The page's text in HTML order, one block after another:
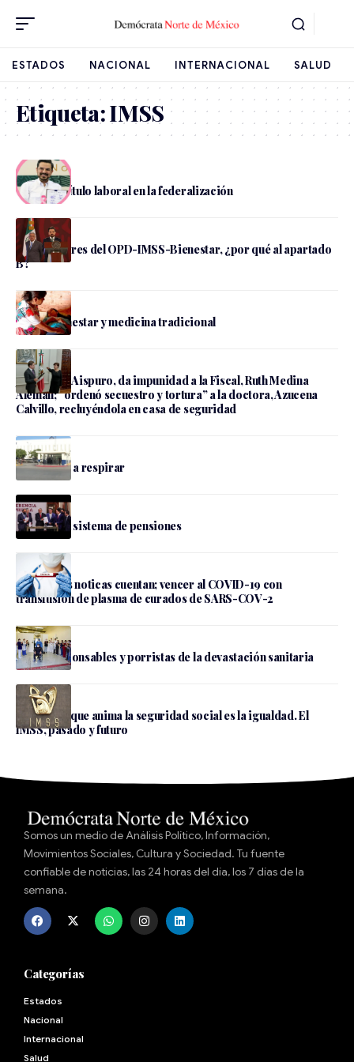
ESTADOS NACIONAL INTERNACIONAL SALUD
Etiqueta:IMSS
Salud
Salud: capítulo laboral en la federalización
Salud
Trabajadores del OPD-IMSS-Bienestar, ¿por qué al apartado
B?
IMSS-Bienestar y medicina tradicional
José Rosas Aispuro, da impunidad a la Fiscal, Ruth Medina
Alemán; “ordenó secuestro y tortura” a la doctora, Azucena
Calvillo, recluyéndola en casa de seguridad
Coahuila
El derecho a respirar
Coahuila
Reforma al sistema de pensiones
Coahuila
Las buenas noticas cuentan; vencer al COVID-19 con
transfusión de plasma de curados de SARS-COV-2
IMSS: responsables y porristas de la devastación sanitaria
El espíritu que anima la seguridad social es la igualdad. El
IMSS, pasado y futuro
Somos un medio de Análisis Político, Información,
Movimientos Sociales, Cultura y Sociedad. Tu fuente
confiable de noticias, las 24 horas del día, los 7 días de la
semana.
Categorías
Estados
Nacional
Internacional
Salud